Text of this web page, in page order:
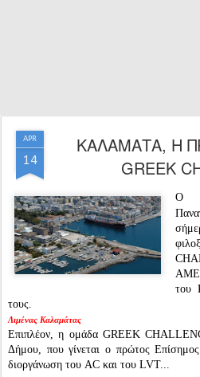
APR
14
ΚΑΛΑΜΑΤΑ, Η
GREEK
Ο
του
τους.
Λιμένας Καλαμάτας
Επιπλέον, η ομάδα GREEK
Δήμου, που γίνεται ο πρώτος
διοργάνωση του AC και του LVT...